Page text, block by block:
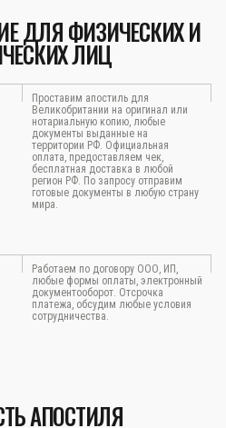
ДЛЯ ФИЗИЧЕСКИХ И
ЛИЦ
Проставим апостиль для
Великобритании на оригинал или
нотариальную копию, любые
документы выданные на
территории РФ. Официальная
оплата, предоставляем чек,
бесплатная доставка в любой
регион РФ. По запросу отправим
готовые документы в любую страну
мира.
Работаем по договору ООО, ИП,
любые формы оплаты, электронный
документооборот. Отсрочка
платежа, обсудим любые условия
сотрудничества.
АПОСТИЛЯ